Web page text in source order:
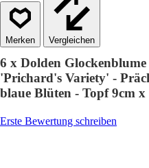
Vergleichen
6 x Dolden
'Prichard's Variety' -
blaue Blüten - Topf 9cm x
Erste Bewertung schreiben